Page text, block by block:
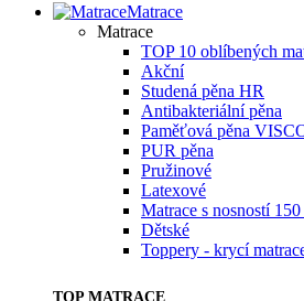
Matrace
Matrace
TOP 10 oblíbených
Akční
Studená pěna HR
Antibakteriální pěna
Paměťová pěna
PUR pěna
Pružinové
Latexové
Matrace s nosností
Dětské
Toppery - krycí
TOP MATRACE